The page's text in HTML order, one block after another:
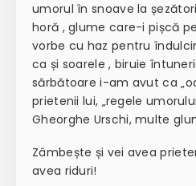
umorul în snoave la
horă , glume care-i pișcă
vorbe cu haz pentru
ca și soarele , biruie
sărbătoare i-am avut ca
prietenii lui, „regele
Gheorghe Urschi, multe
Zâmbește și vei avea
avea riduri!